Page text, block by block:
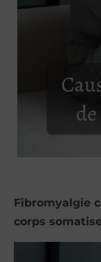
Fibromyalgie
corps